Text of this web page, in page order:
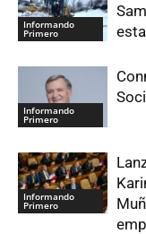
Informando
Primero
Informando
Primero
Informando
Primero